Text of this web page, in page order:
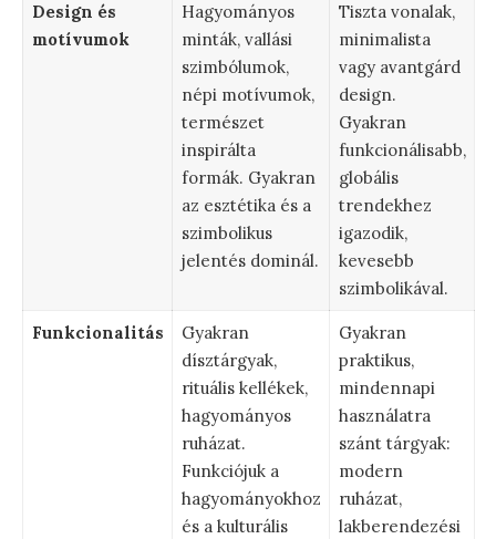
Design és
motívumok
Hagyományos
minták, vallási
szimbólumok,
népi motívumok,
természet
inspirálta
formák. Gyakran
az esztétika és a
szimbolikus
jelentés dominál.
Tiszta vonalak,
minimalista
vagy avantgárd
design.
Gyakran
funkcionálisabb,
globális
trendekhez
igazodik,
kevesebb
szimbolikával.
Funkcionalitás
Gyakran
dísztárgyak,
rituális kellékek,
hagyományos
ruházat.
Funkciójuk a
hagyományokhoz
és a kulturális
Gyakran
praktikus,
mindennapi
használatra
szánt tárgyak:
modern
ruházat,
lakberendezési